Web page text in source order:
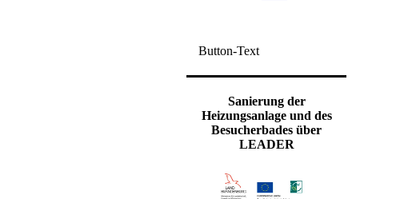
Button-Text
Sanierung der
Heizungsanlage und des
Besucherbades über
LEADER